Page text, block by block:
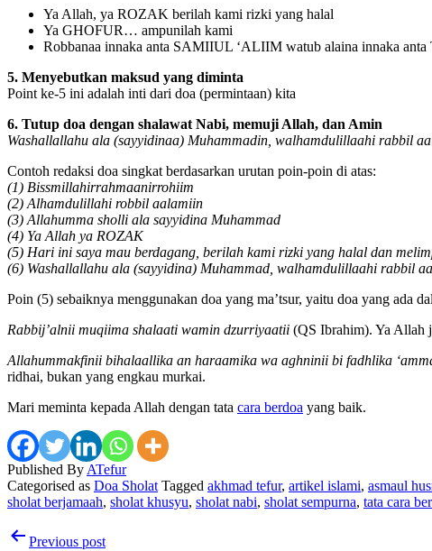
Ya Allah, ya ROZAK berilah kami rizki yang halal
Ya GHOFUR… ampunilah kami
Robbanaa innaka anta SAMIIUL ‘ALIIM watub alaina innaka
5. Menyebutkan maksud yang diminta
Point ke-5 ini adalah inti dari doa (permintaan) kita
6. Tutup doa dengan shalawat Nabi, memuji Allah, dan Amin
Washallallahu ala (sayyidinaa) Muhammadin, walhamdulillaahi rabbil
Contoh redaksi doa singkat berdasarkan urutan poin-poin di atas:
(1) Bissmillahirrahmaanirrohiim
(2) Alhamdulillahi robbil aalamiin
(3) Allahumma sholli ala sayyidina Muhammad
(4) Ya Allah ya ROZAK
(5) Hari ini saya mau berdagang, berilah kami rizki yang halal dan
(6) Washallallahu ala (sayyidina) Muhammad, walhamdulillaahi rabbil
Poin (5) sebaiknya menggunakan doa yang ma’tsur, yaitu doa yang ada
Rabbij’alnii muqiima shalaati wamin dzurriyaatii (QS Ibrahim). Ya Allah
Allahummakfinii bihalaallika an haraamika wa aghninii bi fadhlika
ridhai, bukan yang engkau murkai.
Mari meminta kepada Allah dengan tata cara berdoa yang baik.
Published By ATefur
Categorised as Doa Sholat Tagged akhmad tefur, artikel islami, asmaul
sholat berjamaah, sholat khusyu, sholat nabi, sholat sempurna, tata cara
PostPrevious post